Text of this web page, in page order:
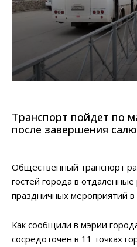
Транспорт пойдет по
после завершения
Общественный транспорт
гостей города в
праздничных мероприятий
Как сообщили в мэрии
сосредоточен в 11 точках